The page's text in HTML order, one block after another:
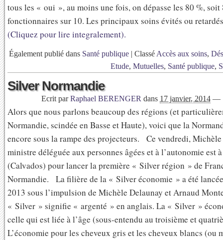
tous les « oui », au moins une fois, on dépasse les 80 %, soit
fonctionnaires sur 10. Les principaux soins évités ou
(Cliquez pour lire integralement).
Également publié dans Santé publique | Classé Accès aux soins,
Etude, Mutuelles, Santé publique,
Silver Normandie
Ecrit parRaphael BERENGER dans 17 janvier, 2014 —
Alors que nous parlons beaucoup des régions (et
Normandie, scindée en Basse et Haute), voici que la
encore sous la rampe des projecteurs. Ce vendredi,
ministre déléguée aux personnes âgées et à l’autonomie est
(Calvados) pour lancer la première « Silver région » de
Normandie. La filière de la « Silver économie » a été
2013 sous l’impulsion de Michèle Delaunay et Arnaud
« Silver » signifie « argenté » en anglais. La « Silver »
celle qui est liée à l’âge (sous-entendu au troisième et
L’économie pour les cheveux gris et les cheveux blancs (ou